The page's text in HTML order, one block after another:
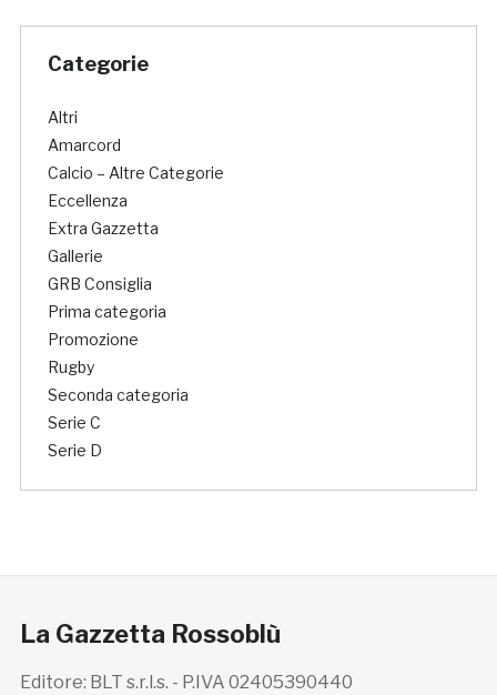
Categorie
Altri
Amarcord
Calcio – Altre Categorie
Eccellenza
Extra Gazzetta
Gallerie
GRB Consiglia
Prima categoria
Promozione
Rugby
Seconda categoria
Serie C
Serie D
La Gazzetta Rossoblù
Editore: BLT s.r.l.s. - P.IVA 02405390440